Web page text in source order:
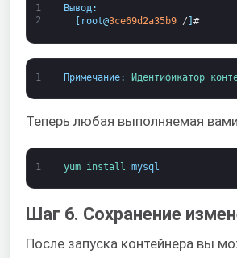
1
2
Вывод :
root@3ce69d2a35b9 / #
1 Примечание: Идентификатор
Теперь любая выполняемая
1 yum install mysql
Шаг 6. Сохранение
После запуска контейнера вы